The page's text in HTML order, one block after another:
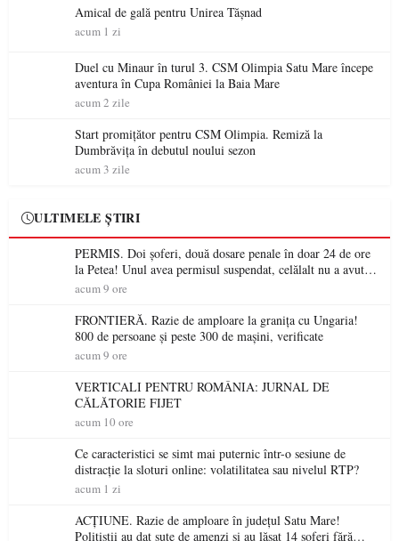
Amical de gală pentru Unirea Tășnad
acum 1 zi
Duel cu Minaur în turul 3. CSM Olimpia Satu Mare începe
aventura în Cupa României la Baia Mare
acum 2 zile
Start promițător pentru CSM Olimpia. Remiză la
Dumbrăvița în debutul noului sezon
acum 3 zile
ULTIMELE ȘTIRI
PERMIS. Doi șoferi, două dosare penale în doar 24 de ore
la Petea! Unul avea permisul suspendat, celălalt nu a avut
niciodată permis
acum 9 ore
FRONTIERĂ. Razie de amploare la granița cu Ungaria!
800 de persoane și peste 300 de mașini, verificate
acum 9 ore
VERTICALI PENTRU ROMÂNIA: JURNAL DE
CĂLĂTORIE FIJET
acum 10 ore
Ce caracteristici se simt mai puternic într-o sesiune de
distracție la sloturi online: volatilitatea sau nivelul RTP?
acum 1 zi
ACȚIUNE. Razie de amploare în județul Satu Mare!
Polițiștii au dat sute de amenzi și au lăsat 14 șoferi fără